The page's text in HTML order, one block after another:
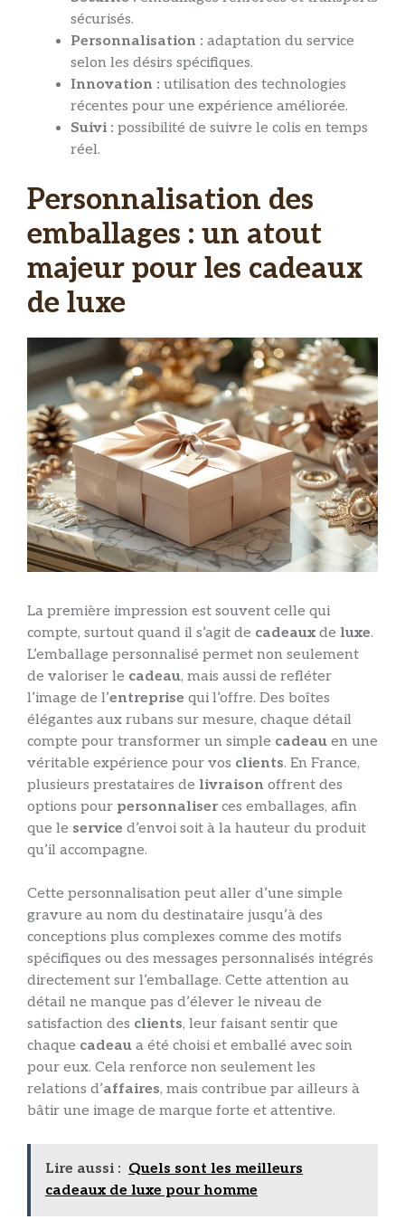
sécurisés.
Personnalisation : adaptation du service
selon les désirs spécifiques.
Innovation : utilisation des technologies
récentes pour une expérience améliorée.
Suivi : possibilité de suivre le colis en temps
réel.
Personnalisation des
emballages : un atout
majeur pour les cadeaux
de luxe
La première impression est souvent celle qui
compte, surtout quand il s’agit de cadeaux de luxe.
L’emballage personnalisé permet non seulement
de valoriser le cadeau, mais aussi de refléter
l’image de l’entreprise qui l’offre. Des boîtes
élégantes aux rubans sur mesure, chaque détail
compte pour transformer un simple cadeau en une
véritable expérience pour vos clients. En France,
plusieurs prestataires de livraison offrent des
options pour personnaliserces emballages, afin
que le service d’envoi soit à la hauteur du produit
qu’il accompagne.
Cette personnalisation peut aller d’une simple
gravure au nom du destinataire jusqu’à des
conceptions plus complexes comme des motifs
spécifiques ou des messages personnalisés intégrés
directement sur l’emballage. Cette attention au
détail ne manque pas d’élever le niveau de
satisfaction des clients, leur faisant sentir que
chaque cadeau a été choisi et emballé avec soin
pour eux. Cela renforce non seulement les
relations d’affaires, mais contribue par ailleurs à
bâtir une image de marque forte et attentive.
Lire aussi : Quels sont les meilleurs
cadeaux de luxe pour homme